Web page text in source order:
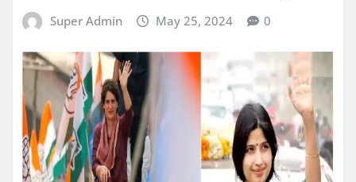
Super Admin May 25, 2024 0